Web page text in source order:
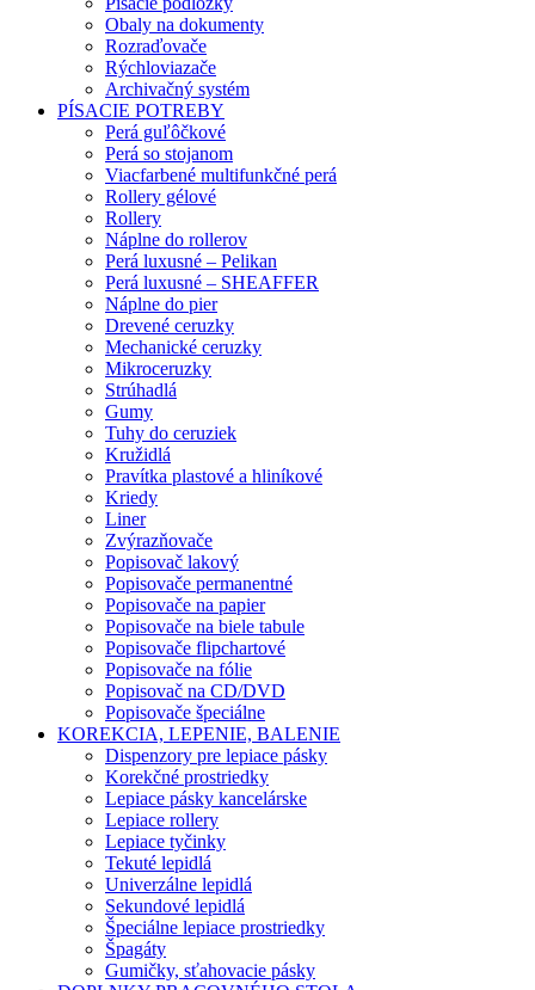
Obaly na dokumenty
Rozraďovače
Rýchloviazače
Archivačný systém
PÍSACIE POTREBY
Perá guľôčkové
Perá so stojanom
Viacfarbené multifunkčné perá
Rollery gélové
Rollery
Náplne do rollerov
Perá luxusné – Pelikan
Perá luxusné – SHEAFFER
Náplne do pier
Drevené ceruzky
Mechanické ceruzky
Mikroceruzky
Strúhadlá
Gumy
Tuhy do ceruziek
Kružidlá
Pravítka plastové a hliníkové
Kriedy
Liner
Zvýrazňovače
Popisovač lakový
Popisovače permanentné
Popisovače na papier
Popisovače na biele tabule
Popisovače flipchartové
Popisovače na fólie
Popisovač na CD/DVD
Popisovače špeciálne
KOREKCIA, LEPENIE, BALENIE
Dispenzory pre lepiace pásky
Korekčné prostriedky
Lepiace pásky kancelárske
Lepiace rollery
Lepiace tyčinky
Tekuté lepidlá
Univerzálne lepidlá
Sekundové lepidlá
Špeciálne lepiace prostriedky
Špagáty
Gumičky, sťahovacie pásky